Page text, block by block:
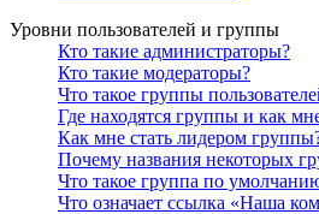
Уровни пользователей и группы
Кто такие администраторы?
Кто такие модераторы?
Что такое группы
Где находятся группы и как
Как мне стать лидером
Почему названия некоторых
Что такое группа по
Что означает ссылка «Наша